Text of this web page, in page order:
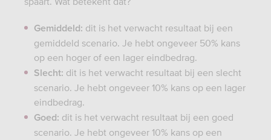
Gemiddeld: dit is het verwacht resultaat bij een
gemiddeld scenario. Je hebt ongeveer 50% kans
op een hoger of een lager eindbedrag.
Slecht: dit is het verwacht resultaat bij een slecht
scenario. Je hebt ongeveer 10% kans op een lager
eindbedrag.
Goed: dit is het verwacht resultaat bij een goed
scenario. Je hebt ongeveer 10% kans op een